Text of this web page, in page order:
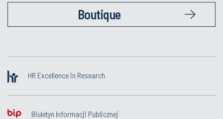
Boutique
HR Excellence in Research
Biuletyn Informacji Publicznej